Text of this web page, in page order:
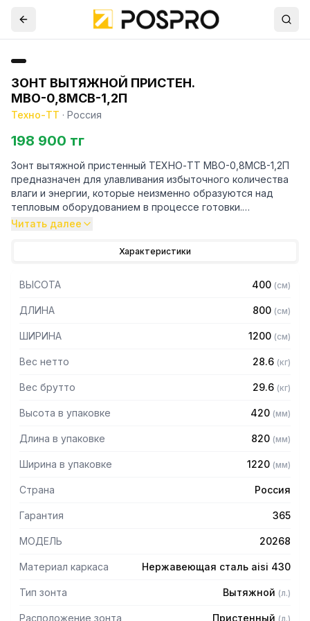
ЗОНТ ВЫТЯЖНОЙ ПРИСТЕН.
МВО-0,8МСВ-1,2П
Техно-ТТ · Россия
198 900 тг
Зонт вытяжной пристенный ТЕХНО-ТТ МВО-0,8МСВ-1,2П
предназначен для улавливания избыточного количества
влаги и энергии, которые неизменно образуются над
тепловым оборудованием в процессе готовки.
капли жира, которые в противном случае оседали бы на
защищает сотрудников горячего цеха.
Особенности:
— Бескаркасный
0,8мм
— Поставляется в собранном виде
Читать далее
Характеристики
ВЫСОТА 400 (см)
ДЛИНА 800 (см)
ШИРИНА 1200 (см)
Вес нетто 28.6 (кг)
Вес брутто 29.6 (кг)
Высота в упаковке 420 (мм)
Длина в упаковке 820 (мм)
Ширина в упаковке 1220 (мм)
Страна Россия
Гарантия 365
МОДЕЛЬ 20268
Материал каркаса Нержавеющая сталь aisi 430
Тип зонта Вытяжной (л.)
Расположение зонта Пристенный (л.)